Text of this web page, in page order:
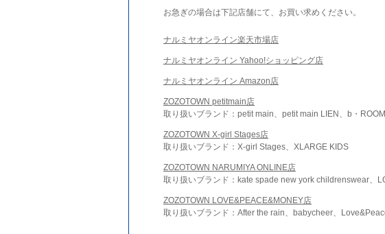
お急ぎの場合は下記店舗にて、お買い求めください。
ナルミヤオンライン楽天市場店
ナルミヤオンライン Yahoo!ショッピング店
ナルミヤオンライン Amazon店
ZOZOTOWN petitmain店
取り扱いブランド：petit main、petit main LIEN、b・ROOM
ZOZOTOWN X-girl Stages店
取り扱いブランド：X-girl Stages、XLARGE KIDS
ZOZOTOWN NARUMIYA ONLINE店
取り扱いブランド：kate spade new york childrenswear、
ZOZOTOWN LOVE&PEACE&MONEY店
取り扱いブランド：After the rain、babycheer、